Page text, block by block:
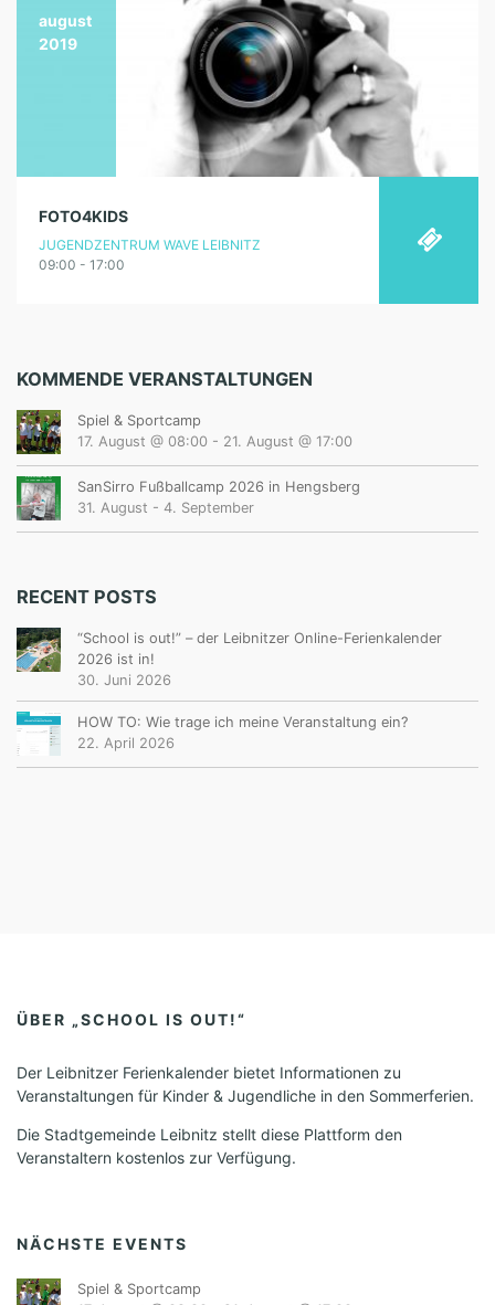
august
2019
FOTO4KIDS
JUGENDZENTRUM WAVE LEIBNITZ
09:00 - 17:00
KOMMENDE VERANSTALTUNGEN
Spiel & Sportcamp
17. August @ 08:00 - 21. August @ 17:00
SanSirro Fußballcamp 2026 in Hengsberg
31. August - 4. September
RECENT POSTS
“School is out!” – der Leibnitzer Online-Ferienkalender
2026 ist in!
30. Juni 2026
HOW TO: Wie trage ich meine Veranstaltung ein?
22. April 2026
ÜBER „SCHOOL IS OUT!“
Der Leibnitzer Ferienkalender bietet Informationen zu
Veranstaltungen für Kinder & Jugendliche in den Sommerferien.
Die Stadtgemeinde Leibnitz stellt diese Plattform den
Veranstaltern kostenlos zur Verfügung.
NÄCHSTE EVENTS
Spiel & Sportcamp